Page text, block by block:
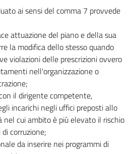
ai sensi del comma 7 provvede
attuazione del piano e della sua
la modifica dello stesso quando
violazioni delle prescrizioni ovvero
nell'organizzazione o
il dirigente competente,
incarichi negli uffici preposti allo
cui ambito è più elevato il rischio
corruzione;
da inserire nei programmi di